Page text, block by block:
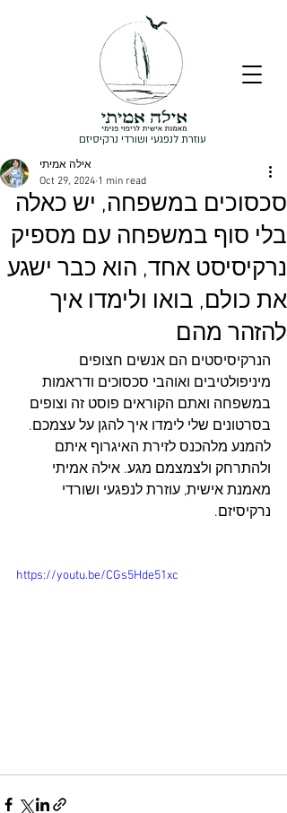
עוזרת לנפגעי ושורדי נרקיסיזם
סכסוכים במשפחה, יש כאלה
בלי סוף במשפחה עם מספיק
נרקיסיסט אחד, הוא כבר ישגע
את כולם, בואו ולימדו איך
להזהר מהם
אילה אמיתי
Oct 29, 2024 1 min read
הנרקיסיסטים הם אנשים חצופים
מיניפולטיבים ואוהבי סכסוכים ודראמות
במשפחה ואתם הקוראים פוסט זה וצופים
בסרטונים שלי לימדו איך להגן על עצמכם.
להמנע מלהכנס לזירת האיגרוף איתם
ולהתרחק ולצמצמם מגע. אילה אמיתי
מאמנת אישית, עוזרת לנפגעי ושורדי
נרקיסיזם.
https://youtu.be/CGs5Hde51xc